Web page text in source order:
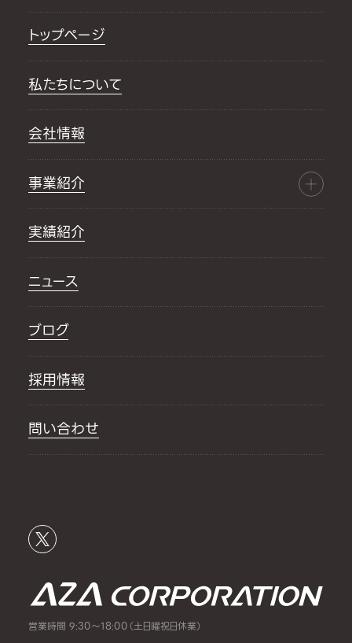
トップページ
私たちについて
会社情報
事業紹介
実績紹介
ニュース
ブログ
採用情報
問い合わせ
営業時間 9:30～18:00（土日曜祝日休業）